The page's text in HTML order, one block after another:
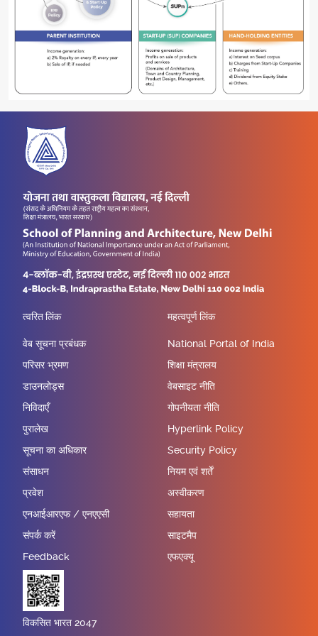
त्वरित लिंक
वेब सूचना प्रबंधक
परिसर भ्रमण
डाउनलोड्स
निविदाएँ
पुरालेख
सूचना का अधिकार
संसाधन
प्रवेश
एनआईआरएफ / एनएएसी
संपर्क करें
Feedback
महत्वपूर्ण लिंक
National Portal of India
शिक्षा मंत्रालय
वेबसाइट नीति
गोपनीयता नीति
Hyperlink Policy
Security Policy
नियम एवं शर्तें
अस्वीकरण
सहायता
साइटमैप
एफएक्यू
विकसित भारत 2047